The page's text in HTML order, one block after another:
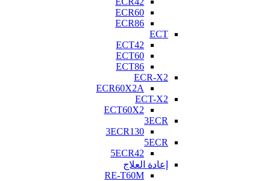
ECR60
ECR86
ECT
ECT42
ECT60
ECT86
ECR-X2
ECR60X2A
ECT-X2
ECT60X2
3ECR
3ECR130
5ECR
5ECR42
إعادة العلاج
RE-T60M